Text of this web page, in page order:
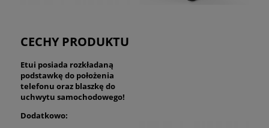
CECHY PRODUKTU
Etui posiada rozkładaną
podstawkę do położenia
telefonu oraz blaszkę do
uchwytu samochodowego!
Dodatkowo: